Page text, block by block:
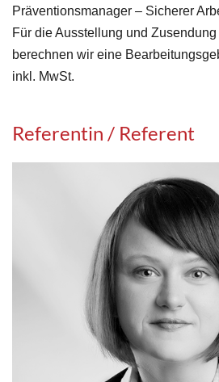
Präventionsmanager – Sicherer
Für die Ausstellung und
berechnen wir eine
inkl. MwSt.
Referentin / Referent